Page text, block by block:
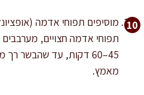
תפוחי אדמה חצויים,
45–60 דקות, עד שהבשר
מאמץ.